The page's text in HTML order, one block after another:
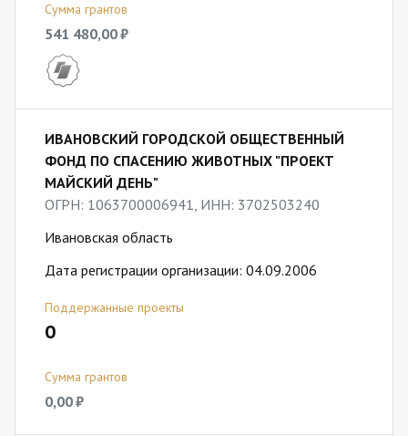
Сумма грантов
541 480,00 ₽
ИВАНОВСКИЙ ГОРОДСКОЙ ОБЩЕСТВЕННЫЙ
ФОНД ПО СПАСЕНИЮ ЖИВОТНЫХ "ПРОЕКТ
МАЙСКИЙ ДЕНЬ"
ОГРН: 1063700006941, ИНН: 3702503240
Ивановская область
Дата регистрации организации: 04.09.2006
Поддержанные проекты
0
Сумма грантов
0,00 ₽